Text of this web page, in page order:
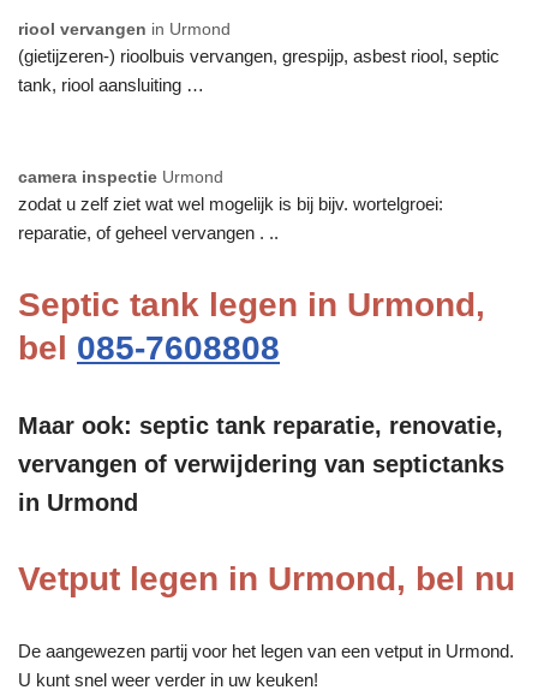
riool vervangen in Urmond
(gietijzeren-) rioolbuis vervangen, grespijp, asbest riool, septic
tank, riool aansluiting …
camera inspectie Urmond
zodat u zelf ziet wat wel mogelijk is bij bijv. wortelgroei:
reparatie, of geheel vervangen . ..
Septic tank legen in Urmond,
bel 085-7608808
Maar ook: septic tank reparatie, renovatie,
vervangen of verwijdering van septictanks
in Urmond
Vetput legen in Urmond, bel nu
De aangewezen partij voor het legen van een vetput in Urmond.
U kunt snel weer verder in uw keuken!